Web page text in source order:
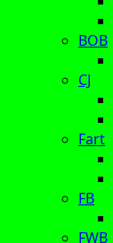
BOB
CJ
Fart
FB
FWB